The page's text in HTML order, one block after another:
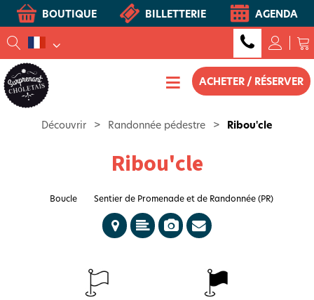
BOUTIQUE BILLETTERIE AGENDA
ACHETER / RÉSERVER
Découvrir > Randonnée pédestre > Ribou'cle
Ribou'cle
Boucle Sentier de Promenade et de Randonnée (PR)